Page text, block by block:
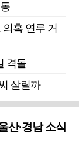
혹 연루 거
격돌
살릴까
산·경남 소식